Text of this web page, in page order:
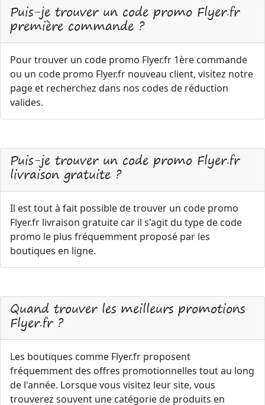
Puis-je trouver un code promo Flyer.fr
première commande ?
Pour trouver un code promo Flyer.fr 1ère commande
ou un code promo Flyer.fr nouveau client, visitez notre
page et recherchez dans nos codes de réduction
valides.
Puis-je trouver un code promo Flyer.fr
livraison gratuite ?
Il est tout à fait possible de trouver un code promo
Flyer.fr livraison gratuite car il s'agit du type de code
promo le plus fréquemment proposé par les
boutiques en ligne.
Quand trouver les meilleurs promotions
Flyer.fr ?
Les boutiques comme Flyer.fr proposent
fréquemment des offres promotionnelles tout au long
de l'année. Lorsque vous visitez leur site, vous
trouverez souvent une catégorie de produits en